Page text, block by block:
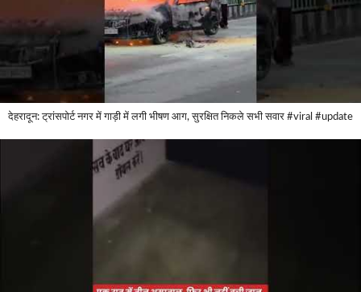
देहरादून: ट्रांसपोर्ट नगर में गाड़ी में लगी भीषण आग, सुरक्षित निकले सभी सवार #viral #update